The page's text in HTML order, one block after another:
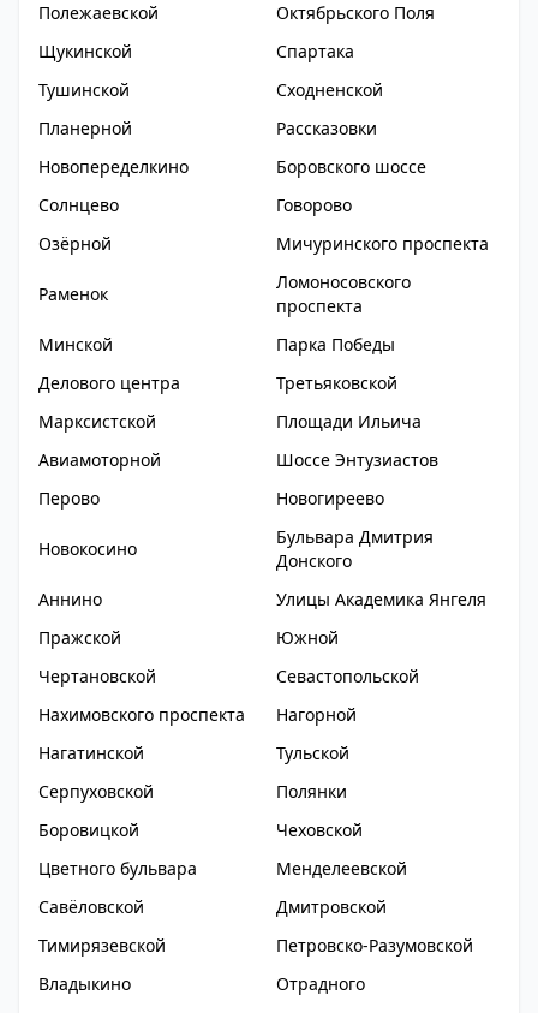
Полежаевской
Октябрьского Поля
Щукинской
Спартака
Тушинской
Сходненской
Планерной
Рассказовки
Новопеределкино
Боровского шоссе
Солнцево
Говорово
Озёрной
Мичуринского проспекта
Раменок
Ломоносовского
проспекта
Минской
Парка Победы
Делового центра
Третьяковской
Марксистской
Площади Ильича
Авиамоторной
Шоссе Энтузиастов
Перово
Новогиреево
Новокосино
Бульвара Дмитрия
Донского
Аннино
Улицы Академика Янгеля
Пражской
Южной
Чертановской
Севастопольской
Нахимовского проспекта
Нагорной
Нагатинской
Тульской
Серпуховской
Полянки
Боровицкой
Чеховской
Цветного бульвара
Менделеевской
Савёловской
Дмитровской
Тимирязевской
Петровско-Разумовской
Владыкино
Отрадного